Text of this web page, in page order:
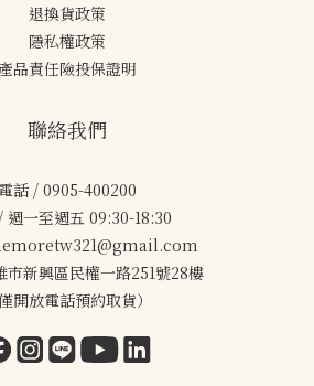
退換貨政策
隱私權政策
產品責任險投保證明
聯絡我們
電話 / 0905-400200
週一至週五 09:30-18:30
市新興區民權一路251號28樓
僅開放電話預約取貨）